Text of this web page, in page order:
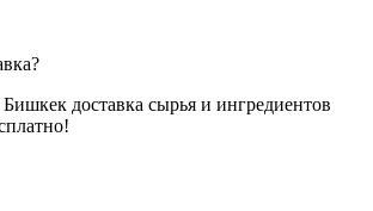
доставка сырья и ингредиентов